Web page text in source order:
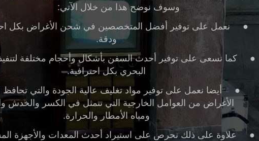
وسوف نوضح هذا من خلال الآتي:
●
نعمل على توفير أفضل المتخصصين في شحن الأغراض بكل
ودقة.
●
كما نسعى على توفير أحدث السفن بأشكال وأحجام مختلفة
البحري بكل احترافية.
●
أيضا نعمل على توفير مواد تغليف عالية الجودة والتي
الأغراض من العوامل الخارجية التي تتمثل في الكسر والخدش
ومياه الأمطار والحرارة.
●
علاوة على ذلك نحرص على استيراد أحدث المعدات والأجهزة